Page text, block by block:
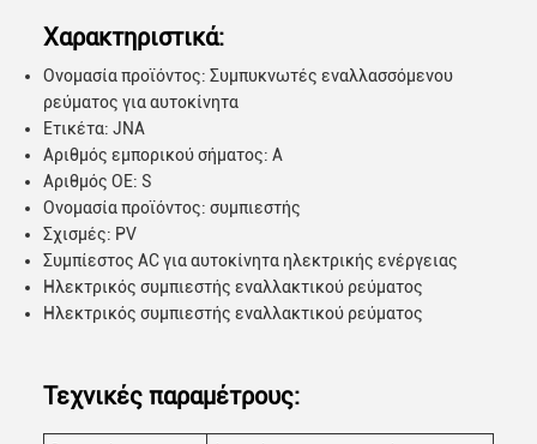
Χαρακτηριστικά:
Ονομασία προϊόντος: Συμπυκνωτές εναλλασσόμενου
ρεύματος για αυτοκίνητα
Ετικέτα: JNA
Αριθμός εμπορικού σήματος: Α
Αριθμός ΟΕ: S
Ονομασία προϊόντος: συμπιεστής
Σχισμές: PV
Συμπίεστος AC για αυτοκίνητα ηλεκτρικής ενέργειας
Ηλεκτρικός συμπιεστής εναλλακτικού ρεύματος
Ηλεκτρικός συμπιεστής εναλλακτικού ρεύματος
Τεχνικές παραμέτρους: